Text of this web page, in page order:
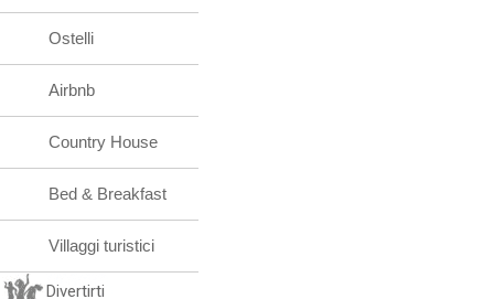
Ostelli
Airbnb
Country House
Bed & Breakfast
Villaggi turistici
Divertirti